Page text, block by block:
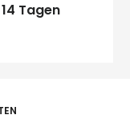
Tagen